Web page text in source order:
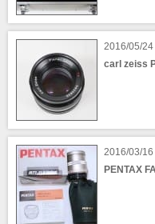
2016/05/24
carl zeiss
2016/03/16
PENTAX